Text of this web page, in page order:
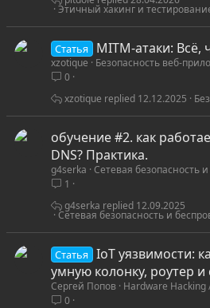
Этичный хакинг и
Статья MITM-атаки: Всё,
xzotique
Безопасность веб-
0
12.12.2025
xzotique
обучение #2. как
DNS? Практика.
g4serka
Сетевая безопасность
1
Сетевая безопасность и
12.09.2025
g4serka
Статья
IoT уязвимости:
умную колонку, роутер и
Сергей Попов Hardware
0